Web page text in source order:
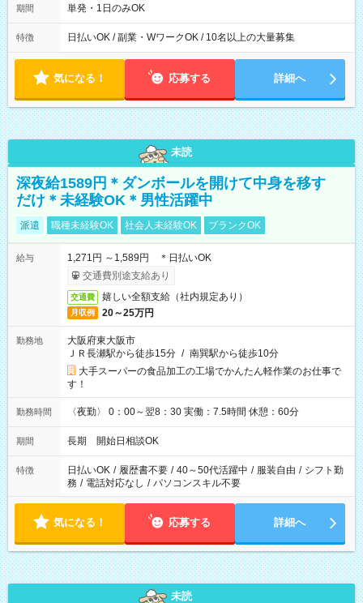
期間 単発・1日のみOK
特徴 日払いOK / 副業・WワークOK / 10名以上の大量募集
気になる！ 応募する 詳細へ
未読
深夜給1589円＊ダンボールを開けて中身を移す
だけ＊未経験OK＊男性活躍中
派遣 職種未経験OK 社会人未経験OK ブランクOK
給与
1,271円 ～1,589円 ＊日払いOK
交通費別途支給あり
交通費 嬉しい全額支給（社内規定あり）
月収例 20～25万円
勤務地
大阪府東大阪市
ＪＲ長瀬駅から徒歩15分 / 南巽駅から徒歩10分
大手スーパーの食品加工の工場でかんたん軽作業のお仕事で
す！
勤務時間 〈夜勤〉 0：00～翌8：30 実働：7.5時間 休憩：60分
期間 長期 開始日相談OK
特徴 日払いOK / 履歴書不要 / 40～50代活躍中 / 服装自由 / シフト勤
務 / 電話対応なし / パソコンスキル不要
気になる！ 応募する 詳細へ
未読